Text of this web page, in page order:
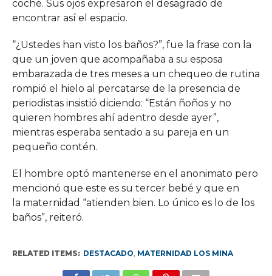
coche. Sus ojos expresaron el desagrado de
encontrar así el espacio.
“¿Ustedes han visto los baños?”, fue la frase con la
que un joven que acompañaba a su esposa
embarazada de tres meses a un chequeo de rutina
rompió el hielo al percatarse de la presencia de
periodistas insistió diciendo: “Están ñoños y no
quieren hombres ahí adentro desde ayer”,
mientras esperaba sentado a su pareja en un
pequeño contén.
El hombre optó mantenerse en el anonimato pero
mencionó que este es su tercer bebé y que en
la maternidad “atienden bien. Lo único es lo de los
baños”, reiteró.
RELATED ITEMS: DESTACADO MATERNIDAD LOS MINA